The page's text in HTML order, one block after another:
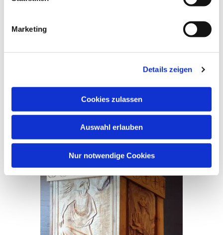
Marketing
Details zeigen
Cookies zulassen
Auswahl erlauben
Nur notwendige Cookies